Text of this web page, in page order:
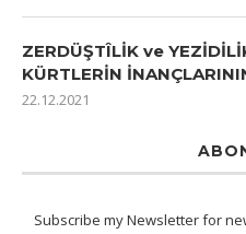
ZERDÜŞTÎLİK ve
KÜRTLERİN
22.12.2021
Subscribe my Newsletter for